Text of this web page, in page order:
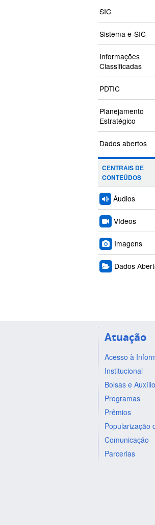
SIC
Sistema e-SIC
Informações
Classificadas
PDTIC
Planejamento
Estratégico
Dados abertos
CENTRAIS DE
CONTEÚDOS
Áudios
Vídeos
Imagens
Dados
Atuação
Acesso à
Institucional
Bolsas e
Programas
Prêmios
Popularização
Comunicação
Parcerias